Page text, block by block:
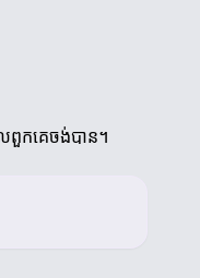
ពួកគេចង់បាន។